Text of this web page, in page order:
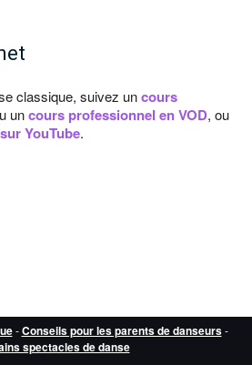
classique, suivez uncours
uncours professionnel en VOD, ou
YouTube.
-Conseils pour les parents de danseurs-
spectacles de danse